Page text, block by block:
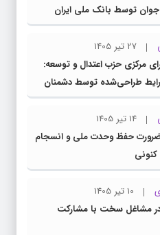
توسط بانک ملی ایران
27 تیر 1405
مرکزی حزب اعتدال و توسعه:
طراحی‌شده توسط دشمنان
14 تیر 1405
ضرورت حفظ وحدت ملی و انسجام
کنونی
10 تیر 1405
در مشاغل سخت با مشارکت